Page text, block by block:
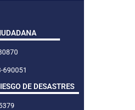
690051
DE DESASTRES